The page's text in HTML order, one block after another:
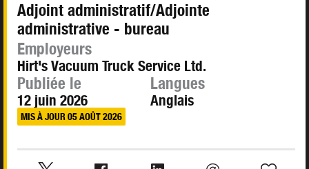
Adjoint administratif/Adjointe
administrative - bureau
Employeurs
Hirt's Vacuum Truck Service Ltd.
Publiée le
12 juin 2026
MIS À JOUR 05 AOÛT 2026
Langues
Anglais